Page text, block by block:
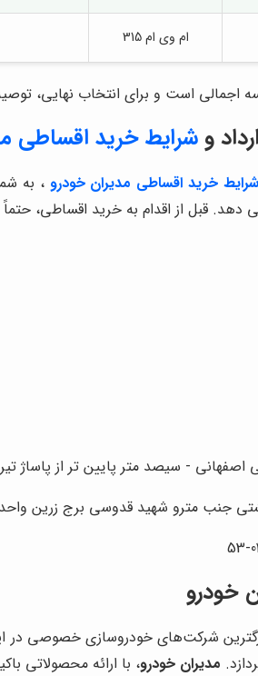
ام وی ام 315
اجمالی است و برای انتخاب نهایی،
و شرایط خرید اقساطی
شرایط خرید اقساطی مدیران خودرو ، به
دهد. قبل از اقدام به خرید اقساطی،
- سیصد متر پایین تر از پاساژ تیراژه - نبش کوچه زارع
جنب مترو شهید قدوسی برج زرین واحد ۱/۲
خودرو
مدیران خودرو، با ارائه محصولاتی